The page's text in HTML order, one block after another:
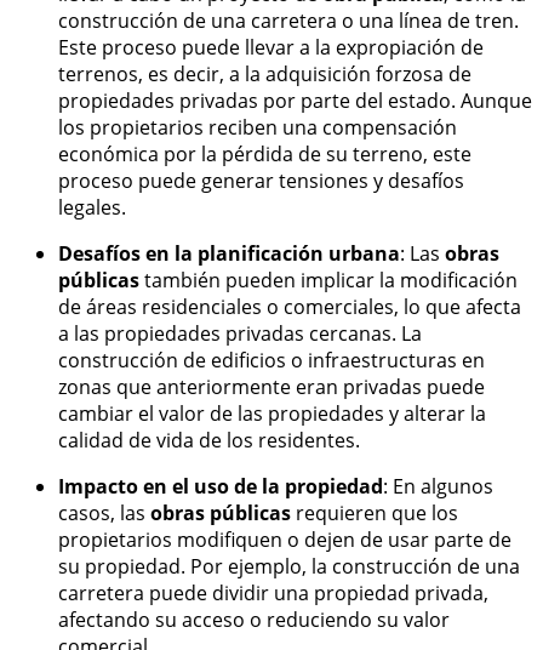
construcción de una carretera o una línea de tren.
Este proceso puede llevar a la expropiación de
terrenos, es decir, a la adquisición forzosa de
propiedades privadas por parte del estado. Aunque
los propietarios reciben una compensación
económica por la pérdida de su terreno, este
proceso puede generar tensiones y desafíos
legales.
Desafíos en la planificación urbana: Las obras
públicastambién pueden implicar la modificación
de áreas residenciales o comerciales, lo que afecta
a las propiedades privadas cercanas. La
construcción de edificios o infraestructuras en
zonas que anteriormente eran privadas puede
cambiar el valor de las propiedades y alterar la
calidad de vida de los residentes.
Impacto en el uso de la propiedad: En algunos
casos, las obras públicas requieren que los
propietarios modifiquen o dejen de usar parte de
su propiedad. Por ejemplo, la construcción de una
carretera puede dividir una propiedad privada,
afectando su acceso o reduciendo su valor